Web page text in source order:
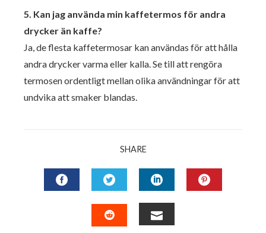
5. Kan jag använda min kaffetermos för andra
drycker än kaffe?
Ja, de flesta kaffetermosar kan användas för att hålla
andra drycker varma eller kalla. Se till att rengöra
termosen ordentligt mellan olika användningar för att
undvika att smaker blandas.
SHARE
FACEBOOKTWITTERLINKEDIN